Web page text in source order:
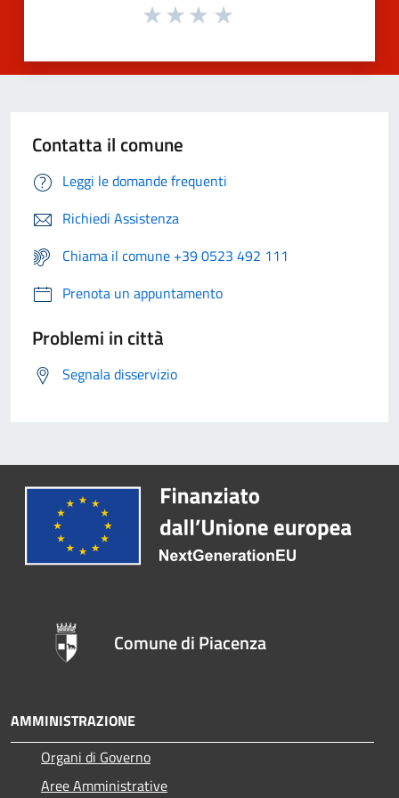
Contatta il comune
Leggi le domande frequenti
Richiedi Assistenza
Chiama il comune +39 0523 492 111
Prenota un appuntamento
Problemi in città
Segnala disservizio
Comune di Piacenza
AMMINISTRAZIONE
Organi di Governo
Aree Amministrative